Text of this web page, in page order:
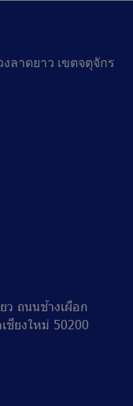
ลาดยาว เขตจตุจักร
ว ถนนช้างเผือก
ชียงใหม่ 50200